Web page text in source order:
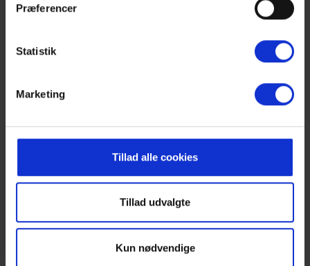
Præferencer
Statistik
Marketing
Tillad alle cookies
Tillad udvalgte
Kun nødvendige
5,0
5,0
Bureau
overholde ankomsttidspunktet.Læs mere her